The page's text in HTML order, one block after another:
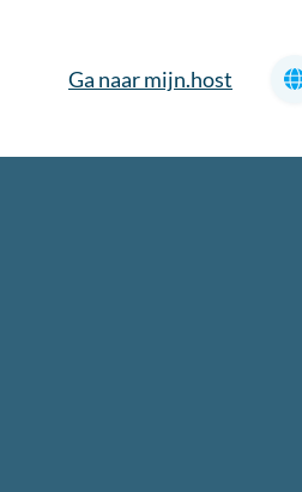
Ga naar mijn.host